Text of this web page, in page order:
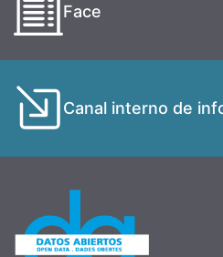
Face
Canal interno de